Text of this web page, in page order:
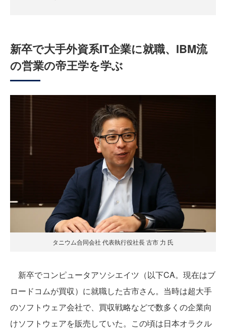
新卒で大手外資系IT企業に就職、IBM流
の営業の帝王学を学ぶ
タニウム合同会社 代表執行役社長 古市 力 氏
新卒でコンピュータアソシエイツ（以下CA。現在はブ
ロードコムが買収）に就職した古市さん。当時は超大手
のソフトウェア会社で、買収戦略などで数多くの企業向
けソフトウェアを販売していた。この頃は日本オラクル